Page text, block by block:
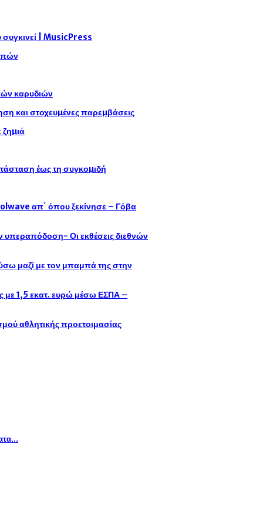
| MusicPress
καρυδιών
και στοχευµένες παρεµβάσεις
έως τη συγκοµιδή
απ΄ όπου ξεκίνησε – Γόβα
υπεραπόδοση- Οι εκθέσεις διεθνών
μαζί με τον μπαμπά της στην
1,5 εκατ. ευρώ μέσω ΕΣΠΑ –
αθλητικής προετοιμασίας